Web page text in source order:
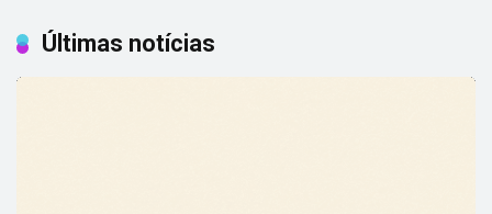
Últimas notícias